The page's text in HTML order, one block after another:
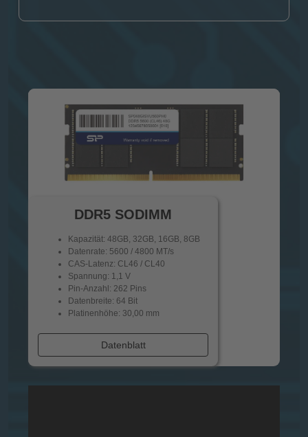
DDR5 SODIMM
Kapazität: 48GB, 32GB, 16GB, 8GB
Datenrate: 5600 / 4800 MT/s
CAS-Latenz: CL46 / CL40
Spannung: 1,1 V
Pin-Anzahl: 262 Pins
Datenbreite: 64 Bit
Platinenhöhe: 30,00 mm
Datenblatt